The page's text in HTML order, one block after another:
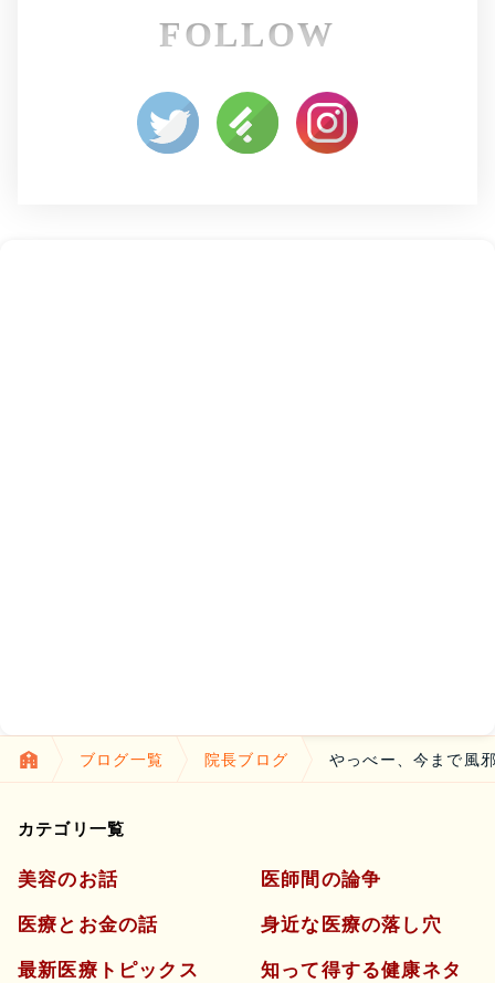
FOLLOW
ブログ一覧 院長ブログ やっべー、今まで風
カテゴリ一覧
美容のお話
医療とお金の話
最新医療トピックス
医師間の論争
身近な医療の落し穴
知って得する健康ネタ